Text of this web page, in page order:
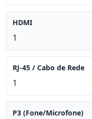
HDMI
1
RJ-45 / Cabo de Rede
1
P3 (Fone/Microfone)